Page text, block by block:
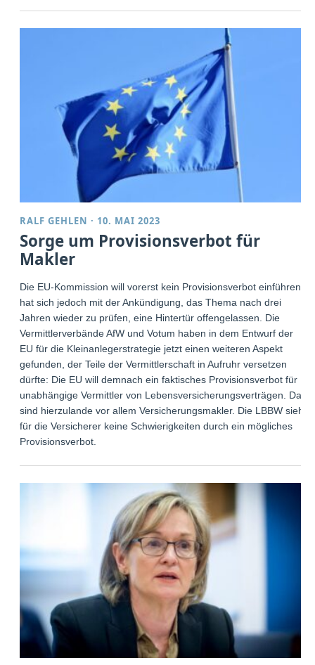
RALF GEHLEN · 10. MAI 2023
Sorge um Provisionsverbot für
Makler
Die EU-Kommission will vorerst kein Provisionsverbot einführen,
hat sich jedoch mit der Ankündigung, das Thema nach drei
Jahren wieder zu prüfen, eine Hintertür offengelassen. Die
Vermittlerverbände AfW und Votum haben in dem Entwurf der
EU für die Kleinanlegerstrategie jetzt einen weiteren Aspekt
gefunden, der Teile der Vermittlerschaft in Aufruhr versetzen
dürfte: Die EU will demnach ein faktisches Provisionsverbot für
unabhängige Vermittler von Lebensversicherungsverträgen. Das
sind hierzulande vor allem Versicherungsmakler. Die LBBW sieht
für die Versicherer keine Schwierigkeiten durch ein mögliches
Provisionsverbot.